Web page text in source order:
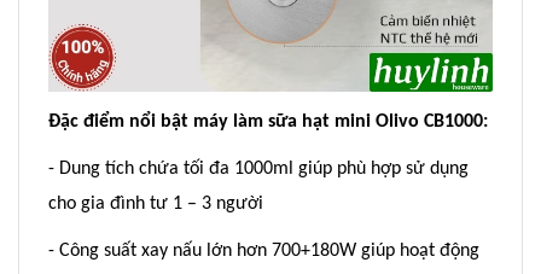
Đặc điểm nổi bật máy làm sữa hạt mini Olivo CB1000:
- Dung tích chứa tối đa 1000ml giúp phù hợp sử dụng
cho gia đình tư 1 – 3 người
- Công suất xay nấu lớn hơn 700+180W giúp hoạt động